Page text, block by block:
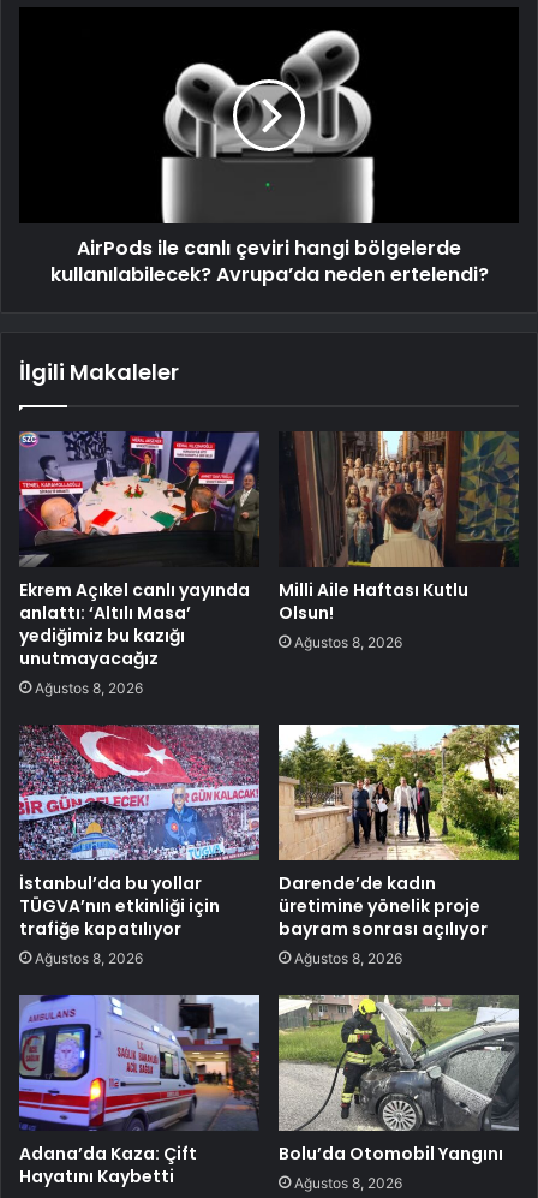
AirPods ile canlı çeviri hangi bölgelerde
kullanılabilecek? Avrupa’da neden ertelendi?
İlgili Makaleler
Ekrem Açıkel canlı yayında
anlattı: ‘Altılı Masa’
yediğimiz bu kazığı
unutmayacağız
Ağustos 8, 2026
Milli Aile Haftası Kutlu
Olsun!
Ağustos 8, 2026
İstanbul’da bu yollar
TÜGVA’nın etkinliği için
trafiğe kapatılıyor
Ağustos 8, 2026
Darende’de kadın
üretimine yönelik proje
bayram sonrası açılıyor
Ağustos 8, 2026
Adana’da Kaza: Çift
Hayatını Kaybetti
Bolu’da Otomobil Yangını
Ağustos 8, 2026